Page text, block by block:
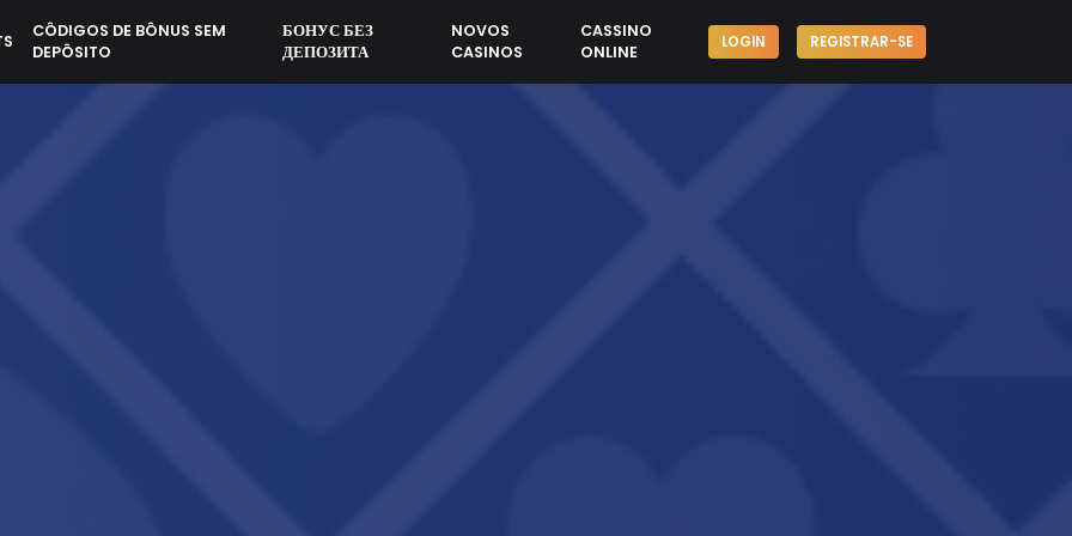
CÔDIGOS DE BÔNUS SEM
DEPÔSITO
БОНУС БЕЗ
ДЕПОЗИТА
NOVOS
CASINOS
CASSINO
ONLINE
LOGIN REGISTRAR-SE